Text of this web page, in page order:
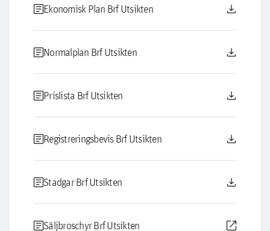
articleEkonomisk Plan Brf Utsikten download
articleNormalplan Brf Utsikten download
articlePrislista Brf Utsikten download
articleRegistreringsbevis Brf Utsikten download
articleStadgar Brf Utsikten download
articleSäljbroschyr Brf Utsikten open_in_new